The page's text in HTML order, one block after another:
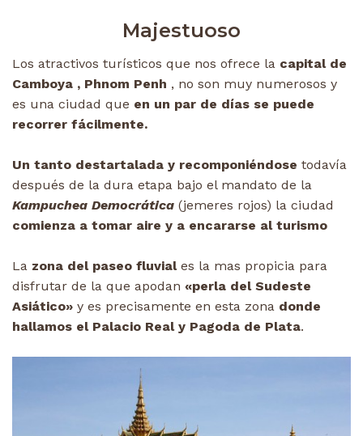
Majestuoso
Los atractivos turísticos que nos ofrece la capital de
Camboya , Phnom Penh , no son muy numerosos y
es una ciudad que en un par de días se puede
recorrer fácilmente.
Un tanto destartalada y recomponiéndose todavía
después de la dura etapa bajo el mandato de la
Kampuchea Democrática (jemeres rojos) la ciudad
comienza a tomar aire y a encararse al turismo
La zona del paseo fluviales la mas propicia para
disfrutar de la que apodan «perla del Sudeste
Asiático» y es precisamente en esta zona donde
hallamos el Palacio Real y Pagoda de Plata.